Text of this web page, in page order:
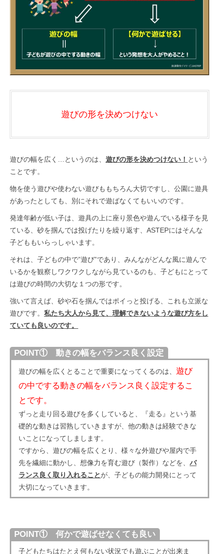
遊びの形を決めつけない
遊びの幅を広く…というのは、 遊びの形を決めつけない！ という
ことです。
物を使う遊びや使わない遊びももちろん大切ですし、公園に遊具
があったとしても、別にそれで遊ばなくてもいいのです。
発達年齢が低い子は、遊具の上に座り景色や遊んでいる様子を見
ている、砂を掴んでは投げたりを繰り返す、ASTEPにはそんな
子どももいらっしゃいます。
それは、子どもの中で”遊び”であり、みんながどんな風に遊んで
いるかを観察しワクワクしながら見ているのも、子どもにとって
は遊びの時間の大切な１つの形です。
強いて言えば、砂や石を掴んではポイっと投げる、これも立派な
遊びです。 私たち大人から見て、理解できないような遊び方をし
ていても良いのです。
POINT① 動きの幅をバランス良く設定
遊びの幅を広くとることで重要になってくるのは、 遊び
の中でする動きの幅をバランス良く設定するこ
とです。
ずっと走り回る遊びを多くしていると、『走る』という基
礎的な動きは習熟していきますが、他の動きは経験できな
いことになってしまします。
ですから、遊びの幅を広くとり、様々な外遊びや屋内で手
先を繊細に動かし、想像力を育む遊び（製作）などを、 バ
ランス良く取り入れることが、子どもの能力開発にとって
大切になっていきます。
POINT① 何かで遊ばせなくても良い
子どもたちはたとえ何もない状況でも遊ぶことが出来ま